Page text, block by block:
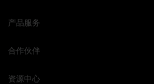
产品服务
合作伙伴
资源中心